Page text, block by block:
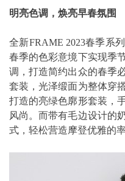
明亮色调，焕亮早春氛围
全新FRAME 2023春季系
春季的色彩意境下实现季
调，打造简约出众的春季
套装，光泽缎面为整体穿
打造的亮绿色廓形套装，
风尚。而带有毛边设计的
式，轻松营造摩登优雅的率